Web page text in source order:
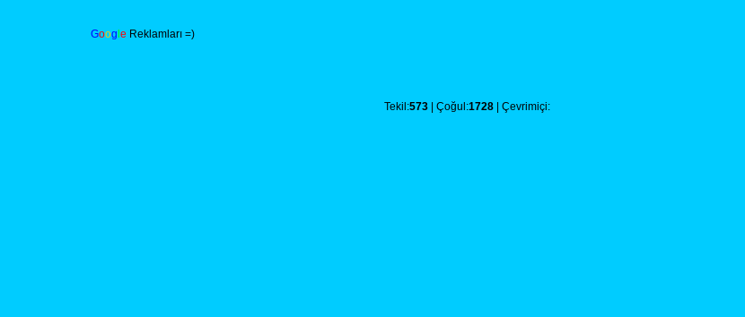
Goog e Reklamları =)
Tekil:573 | Çoğul:1728 | Çevrimiçi: